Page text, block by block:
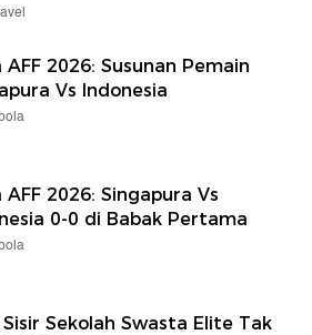
AFF 2026: Susunan Pemain
Vs Indonesia
AFF 2026: Singapura Vs
0-0 di Babak Pertama
Sisir Sekolah Swasta Elite Tak